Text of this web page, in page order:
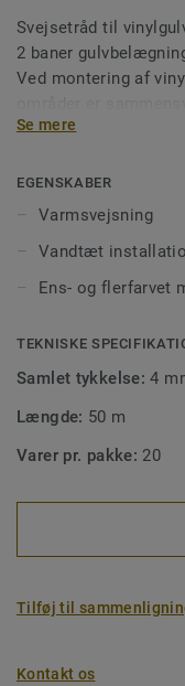
Svejsetråd til
2 baner
Ved montering af
vandtæt montering
lettere at rengøre, da
fast i hullerne.
så de passer
designkontraster.
Se mere
EGENSKABER
Varmsvejsning
Vandtæt
Ens- og flerfarvet
TEKNISKE
Samlet tykkelse:4
Længde: 50 m
Varer pr. pakke: 20
Tilføj til
Kontakt os